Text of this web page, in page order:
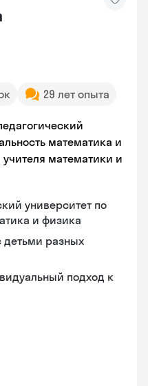
29 лет опыта
математика и
математики и
университет по
и физика
детьми разных
подход к